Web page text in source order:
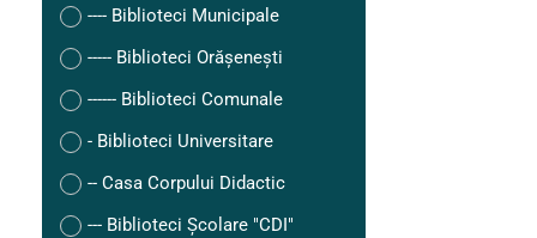
---- Biblioteci Municipale
----- Biblioteci Orășenești
------ Biblioteci Comunale
- Biblioteci Universitare
-- Casa Corpului Didactic
--- Biblioteci Școlare "CDI"